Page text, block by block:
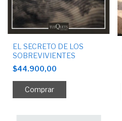
EL SECRETO DE LOS
SOBREVIVIENTES
$44.900,00